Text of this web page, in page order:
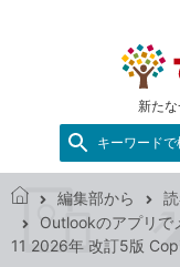
新た
キーワードで
で
き
編集部から
Outlookのアプリで
11 2026年 改訂5版